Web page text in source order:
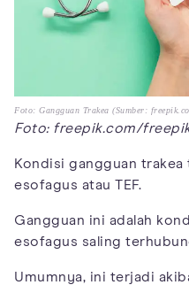
Foto: Gangguan Trakea (Sumber:
Foto: freepik.com/
Kondisi gangguan
esofagus atau TEF.
Gangguan ini adalah
esofagus saling
Umumnya, ini terjadi